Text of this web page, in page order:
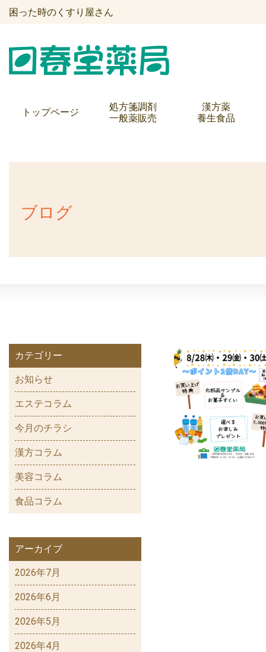
困った時のくすり屋さん
トップページ
処方箋調剤
一般薬販売
漢方薬
養生食品
ブログ
カテゴリー
お知らせ
エステコラム
今月のチラシ
漢方コラム
美容コラム
食品コラム
アーカイブ
2026年7月
2026年6月
2026年5月
2026年4月